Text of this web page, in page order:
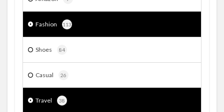
Fashion 113
Shoes 84
Casual 26
Travel 38